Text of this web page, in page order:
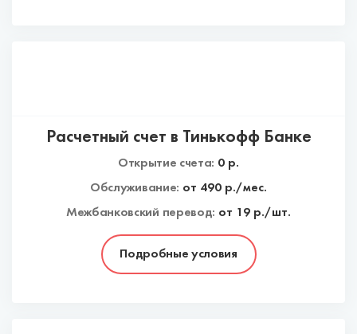
Подробные условия
Расчетный счет в Тинькофф Банке
Открытие счета: 0 р.
Обслуживание: от 490р./мес.
Межбанковский перевод: от 19 р./шт.